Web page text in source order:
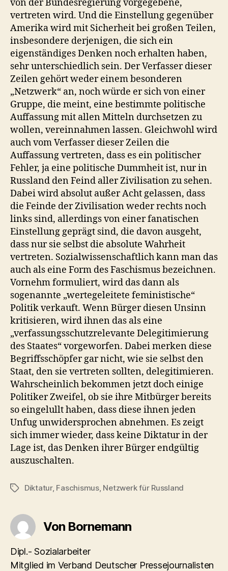
von der Bundesregierung vorgegebene,
vertreten wird. Und die Einstellung gegenüber
Amerika wird mit Sicherheit bei großen Teilen,
insbesondere derjenigen, die sich ein
eigenständiges Denken noch erhalten haben,
sehr unterschiedlich sein. Der Verfasser dieser
Zeilen gehört weder einem besonderen
„Netzwerk“ an, noch würde er sich von einer
Gruppe, die meint, eine bestimmte politische
Auffassung mit allen Mitteln durchsetzen zu
wollen, vereinnahmen lassen. Gleichwohl wird
auch vom Verfasser dieser Zeilen die
Auffassung vertreten, dass es ein politischer
Fehler, ja eine politische Dummheit ist, nur in
Russland den Feind aller Zivilisation zu sehen.
Dabei wird absolut außer Acht gelassen, dass
die Feinde der Zivilisation weder rechts noch
links sind, allerdings von einer fanatischen
Einstellung geprägt sind, die davon ausgeht,
dass nur sie selbst die absolute Wahrheit
vertreten. Sozialwissenschaftlich kann man das
auch als eine Form des Faschismus bezeichnen.
Vornehm formuliert, wird das dann als
sogenannte „wertegeleitete feministische“
Politik verkauft. Wenn Bürger diesen Unsinn
kritisieren, wird ihnen das als eine
„verfassungsschutzrelevante Delegitimierung
des Staates“ vorgeworfen. Dabei merken diese
Begriffsschöpfer gar nicht, wie sie selbst den
Staat, den sie vertreten sollten, delegitimieren.
Wahrscheinlich bekommen jetzt doch einige
Politiker Zweifel, ob sie ihre Mitbürger bereits
so eingelullt haben, dass diese ihnen jeden
Unfug unwidersprochen abnehmen. Es zeigt
sich immer wieder, dass keine Diktatur in der
Lage ist, das Denken ihrer Bürger endgültig
auszuschalten.
Schlagwörter
Diktatur, Faschismus, Netzwerk für Russland
Von Bornemann
Dipl.- Sozialarbeiter
Mitglied im Verband Deutscher Pressejournalisten